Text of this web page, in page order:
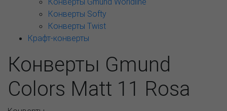
Конверты Softy
Конверты Twist
Крафт-конверты
Конверты Gmund
Colors Matt 11 Rosa